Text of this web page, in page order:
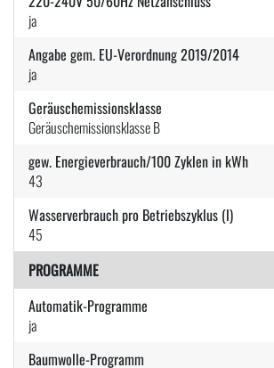
ja
Angabe gem. EU-Verordnung 2019/2014
ja
Geräuschemissionsklasse
Geräuschemissionsklasse B
gew. Energieverbrauch/100 Zyklen in kWh
43
Wasserverbrauch pro Betriebszyklus (l)
45
PROGRAMME
Automatik-Programme
ja
Baumwolle-Programm